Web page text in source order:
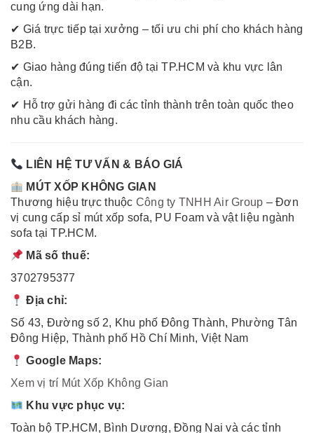
cung ứng dài hạn.
✔ Giá trực tiếp tại xưởng – tối ưu chi phí cho khách hàng
B2B.
✔ Giao hàng đúng tiến độ tại TP.HCM và khu vực lân
cận.
✔ Hỗ trợ gửi hàng đi các tỉnh thành trên toàn quốc theo
nhu cầu khách hàng.
LIÊN HỆ TƯ VẤN & BÁO GIÁ
MÚT XỐP KHÔNG GIAN
Thương hiệu trực thuộc Công ty TNHH Air Group – Đơn
vị cung cấp sỉ mút xốp sofa, PU Foam và vật liệu ngành
sofa tại TP.HCM.
Mã số thuế:
3702795377
Địa chỉ:
Số 43, Đường số 2, Khu phố Đông Thành, Phường Tân
Đông Hiệp, Thành phố Hồ Chí Minh, Việt Nam
Google Maps:
Xem vị trí Mút Xốp Không Gian
Khu vực phục vụ:
Toàn bộ TP.HCM, Bình Dương, Đồng Nai và các tỉnh